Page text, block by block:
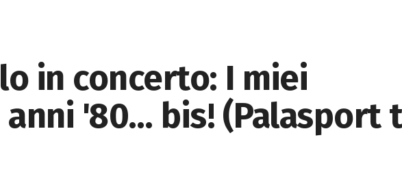
in concerto: I miei
'80… bis! (Palasport